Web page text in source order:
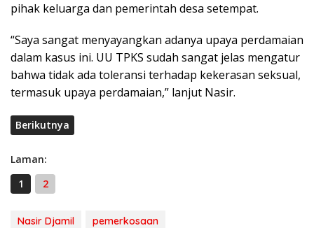
pihak keluarga dan pemerintah desa setempat.
“Saya sangat menyayangkan adanya upaya perdamaian
dalam kasus ini. UU TPKS sudah sangat jelas mengatur
bahwa tidak ada toleransi terhadap kekerasan seksual,
termasuk upaya perdamaian,” lanjut Nasir.
Berikutnya
Laman:
1
2
Nasir Djamil pemerkosaan